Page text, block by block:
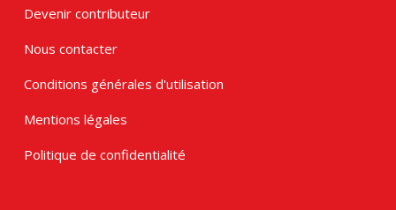
Devenir contributeur
Nous contacter
Conditions générales d'utilisation
Mentions légales
Politique de confidentialité